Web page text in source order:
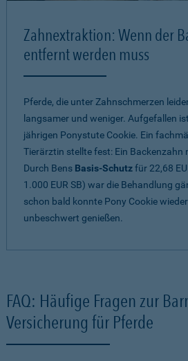
Zahnextraktion: Wenn der
entfernt werden muss
Pferde, die unter Zahnschmerzen
langsamer und weniger. Aufgefallen
jährigen Ponystute Cookie. Ein
Tierärztin stellte fest: Ein Backenzahn
Durch Bens Basis-Schutzfür 22,68
1.000 EUR SB) war die Behandlung
schon bald konnte Pony Cookie
unbeschwert genießen.
FAQ: Häufige Fragen zur
Versicherung für Pferde